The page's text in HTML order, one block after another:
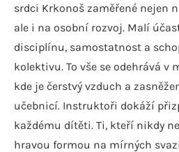
srdci Krkonoš zaměřené nejen
ale i na osobní rozvoj. Malí
disciplínu, samostatnost a
kolektivu. To vše se odehrává v
kde je čerstvý vzduch a
učebnicí. Instruktoři dokáží
každému dítěti. Ti, kteří nikdy
hravou formou na mírných